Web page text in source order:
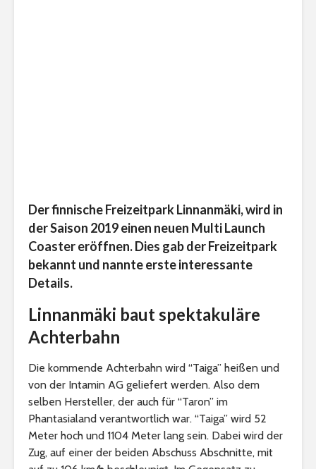
Der finnische Freizeitpark Linnanmäki, wird in
der Saison 2019 einen neuen Multi Launch
Coaster eröffnen. Dies gab der Freizeitpark
bekannt und nannte erste interessante
Details.
Linnanmäki baut spektakuläre
Achterbahn
Die kommende Achterbahn wird “Taiga” heißen und
von der Intamin AG geliefert werden. Also dem
selben Hersteller, der auch für “Taron” im
Phantasialand verantwortlich war. “Taiga” wird 52
Meter hoch und 1104 Meter lang sein. Dabei wird der
Zug, auf einer der beiden Abschuss Abschnitte, mit